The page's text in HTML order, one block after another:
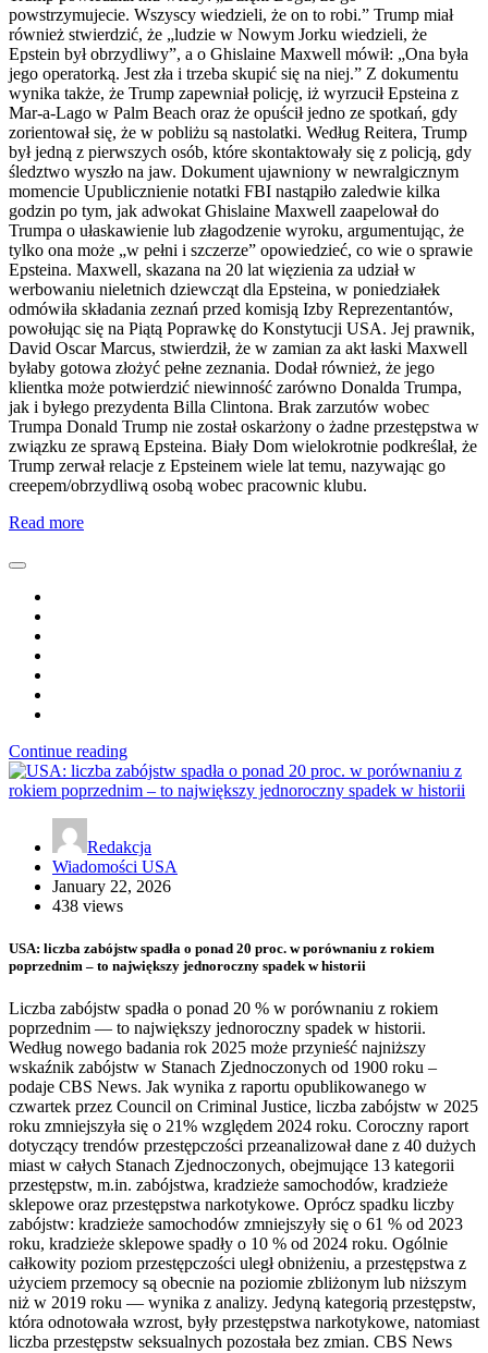
powstrzymujecie. Wszyscy wiedzieli, że on to robi.” Trump miał
również stwierdzić, że „ludzie w Nowym Jorku wiedzieli, że
Epstein był obrzydliwy”, a o Ghislaine Maxwell mówił: „Ona była
jego operatorką. Jest zła i trzeba skupić się na niej.” Z dokumentu
wynika także, że Trump zapewniał policję, iż wyrzucił Epsteina z
Mar-a-Lago w Palm Beach oraz że opuścił jedno ze spotkań, gdy
zorientował się, że w pobliżu są nastolatki. Według Reitera, Trump
był jedną z pierwszych osób, które skontaktowały się z policją, gdy
śledztwo wyszło na jaw. Dokument ujawniony w newralgicznym
momencie Upublicznienie notatki FBI nastąpiło zaledwie kilka
godzin po tym, jak adwokat Ghislaine Maxwell zaapelował do
Trumpa o ułaskawienie lub złagodzenie wyroku, argumentując, że
tylko ona może „w pełni i szczerze” opowiedzieć, co wie o sprawie
Epsteina. Maxwell, skazana na 20 lat więzienia za udział w
werbowaniu nieletnich dziewcząt dla Epsteina, w poniedziałek
odmówiła składania zeznań przed komisją Izby Reprezentantów,
powołując się na Piątą Poprawkę do Konstytucji USA. Jej prawnik,
David Oscar Marcus, stwierdził, że w zamian za akt łaski Maxwell
byłaby gotowa złożyć pełne zeznania. Dodał również, że jego
klientka może potwierdzić niewinność zarówno Donalda Trumpa,
jak i byłego prezydenta Billa Clintona. Brak zarzutów wobec
Trumpa Donald Trump nie został oskarżony o żadne przestępstwa w
związku ze sprawą Epsteina. Biały Dom wielokrotnie podkreślał, że
Trump zerwał relacje z Epsteinem wiele lat temu, nazywając go
creepem/obrzydliwą osobą wobec pracownic klubu.
Read more
Continue reading
Redakcja
Wiadomości USA
January 22, 2026
438 views
USA: liczba zabójstw spadła o ponad 20 proc. w porównaniu z rokiem
poprzednim – to największy jednoroczny spadek w historii
Liczba zabójstw spadła o ponad 20 % w porównaniu z rokiem
poprzednim — to największy jednoroczny spadek w historii.
Według nowego badania rok 2025 może przynieść najniższy
wskaźnik zabójstw w Stanach Zjednoczonych od 1900 roku –
podaje CBS News. Jak wynika z raportu opublikowanego w
czwartek przez Council on Criminal Justice, liczba zabójstw w 2025
roku zmniejszyła się o 21% względem 2024 roku. Coroczny raport
dotyczący trendów przestępczości przeanalizował dane z 40 dużych
miast w całych Stanach Zjednoczonych, obejmujące 13 kategorii
przestępstw, m.in. zabójstwa, kradzieże samochodów, kradzieże
sklepowe oraz przestępstwa narkotykowe. Oprócz spadku liczby
zabójstw: kradzieże samochodów zmniejszyły się o 61 % od 2023
roku, kradzieże sklepowe spadły o 10 % od 2024 roku. Ogólnie
całkowity poziom przestępczości uległ obniżeniu, a przestępstwa z
użyciem przemocy są obecnie na poziomie zbliżonym lub niższym
niż w 2019 roku — wynika z analizy. Jedyną kategorią przestępstw,
która odnotowała wzrost, były przestępstwa narkotykowe, natomiast
liczba przestępstw seksualnych pozostała bez zmian. CBS News